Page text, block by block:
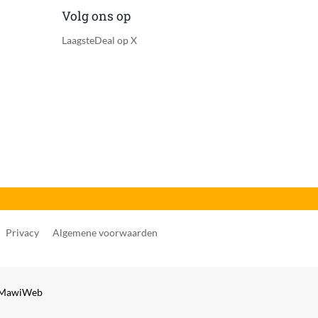
Volg ons op
LaagsteDeal op X
Privacy Algemene voorwaarden